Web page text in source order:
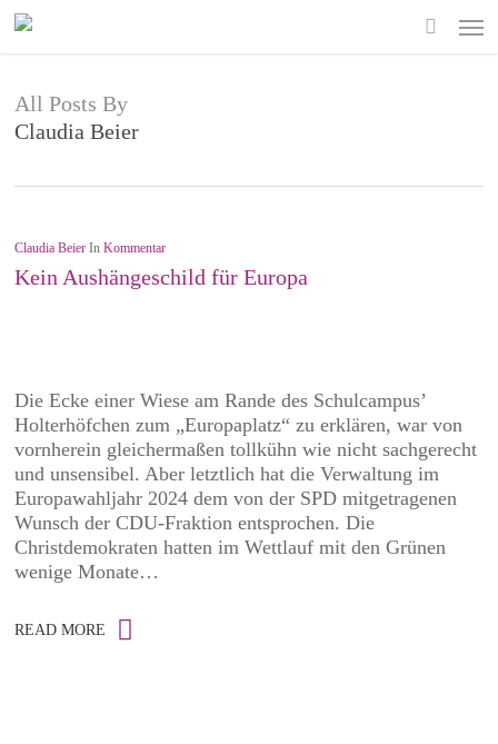
Skip
All Posts By
Claudia Beier
Claudia Beier InKommentar
Kein Aushängeschild für Europa
Die Ecke einer Wiese am Rande des Schulcampus’
Holterhöfchen zum „Europaplatz“ zu erklären, war von
vornherein gleichermaßen tollkühn wie nicht sachgerecht
und unsensibel. Aber letztlich hat die Verwaltung im
Europawahljahr 2024 dem von der SPD mitgetragenen
Wunsch der CDU-Fraktion entsprochen. Die
Christdemokraten hatten im Wettlauf mit den Grünen
wenige Monate…
READ MORE